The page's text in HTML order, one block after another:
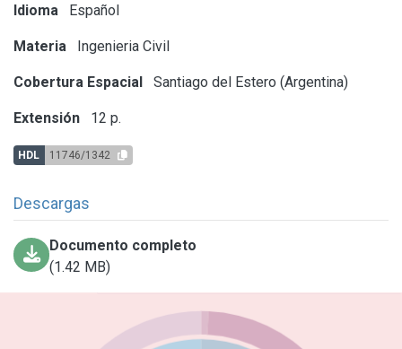
Idioma Español
Materia Ingenieria Civil
Cobertura Espacial Santiago del Estero (Argentina)
Extensión 12 p.
HDL 11746/1342
Descargas
Documento completo
(1.42 MB)